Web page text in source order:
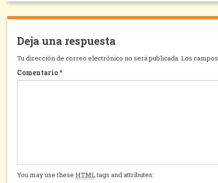
Deja una respuesta
Tu dirección de correo electrónico no será publicada. Los
Comentario*
You may use these HTMLtags and attributes: